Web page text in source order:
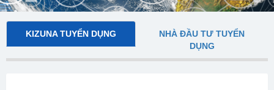
KIZUNA TUYỂN DỤNG
NHÀ ĐẦU TƯ TUYỂN
DỤNG